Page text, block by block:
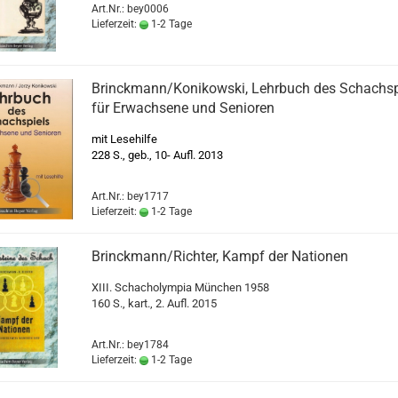
Art.Nr.: bey0006
Lieferzeit:
1-2 Tage
Brinckmann/Konikowski, Lehrbuch des
für Erwachsene und Senioren
mit Lesehilfe
228 S., geb., 10- Aufl. 2013
Art.Nr.: bey1717
Lieferzeit:
1-2 Tage
Brinckmann/Richter, Kampf der Nationen
XIII. Schacholympia München 1958
160 S., kart., 2. Aufl. 2015
Art.Nr.: bey1784
Lieferzeit:
1-2 Tage